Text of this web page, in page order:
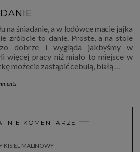
na śniadanie, a w lodówce macie jajka
zróbcie to danie. Proste, a na stole
dobrze i wygląda jakbyśmy w
więcej pracy niż miało to miejsce w
możecie zastąpić cebulą, białą
KOMENTARZE
KISIEL MALINOWY